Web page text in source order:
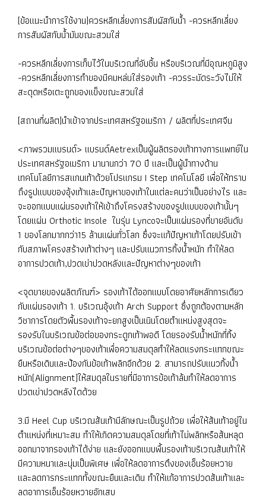
[ข้อแนะนำการใช้งาน]ควรหลีกเลี่ยงการสัมผัสกับน้ำ -ควรหลีกเลี่ยง
การสัมผัสกับน้ำมันขณะสวมใส่
-ควรหลีกเลี่ยงการเก็บไว้ในบริเวณที่อับชื้น หรือบริเวณที่มีอุณหภูมิสูง
-ควรหลีกเลี่ยงการทำของมีคมหล่นใส่รองเท้า -ควรระมัดระวังไม่ให้
สะดุดหรือเตะถูกของแข็งขณะสวมใส่
[สถานที่ผลิต]นำเข้าจากประเทศสหรัฐอเมริกา / ผลิตที่ประเทศจีน
<ภาพรวมแบรนด์> แบรนด์Aetrexเป็นผู้ผลิตรองเท้าทางการแพทย์ใน
ประเทศสหรัฐอเมริกา มานานกว่า 70 ปี และเป็นผู้นำทางด้าน
เทคโนโลยีการสแกนเท้าด้วยโปรแกรม I Step เทคโนโลยี เพื่อให้ทราบ
ถึงรูปแบบของอุ้งเท้าและปัญหาของเท้าในแต่ละคนว่าเป็นอย่างไร และ
จะออกแบบแผ่นรองเท้าให้เข้าถึงโครงสร้างของรูปแบบของเท้านั้นๆ
โดยแผ่น Orthotic Insole ในรุ่น Lyncoจะเป็นแผ่นรองที่ขายอันดับ
1 ของโลกมากกว่า15 ล้านแผ่นทั่วโลก ซึ่งจะแก้ปัญหาเท้าโดยปรับเข้า
กับสภาพโครงสร้างเท้าต่างๆ และปรับแนวการทิ้งน้ำหนัก ทำให้ลด
อาการปวดเท้า,ปวดเข่าปวดหลังและปัญหาต่างๆของเท้า
<จุดขายของผลิตภัณฑ์> รองเท้าได้ออกแบบโดยอาศัยหลักการเดียว
กับแผ่นรองเท้า 1. บริเวณอุ้งเท้า Arch Support ซึ่งถูกต้องตามหลัก
วิชาการโดยตัวพื้นรองเท้าจะยกสูงเป็นเนินโดยตำแหน่งสูงสุดจะ
รองรับในบริเวณข้อต่อของกระดูกเท้าพอดี โดยรองรับน้ำหนักที่ทิ้ง
บริเวณข้อต่อต่างๆของเท้าเพื่อความสมดุลทำให้ลดแรงกระแทกขณะ
ยืนหรือเดินและป้องกันข้อเท้าพลิกอีกด้วย 2. สามารถปรับแนวทิ้งน้ำ
หนัก(Alignment)ให้สมดุลในรายที่มีอาการข้อเท้าล้มทำให้ลดอาการ
ปวดเข่าปวดหลังไดด้วย
3.มี Heel Cup บริเวณส้นเท้ามีลักษณะเป็นรูปถ้วย เพื่อให้ส้นเท้าอยู่ใน
ตำแหน่งที่เหมาะสม ทำให้เกิดความสมดุลโดยที่เท้าไม่พลิกหรือส้นหลุด
ออกมาจากรองเท้าได้ง่าย และยังออกแบบพื้นรองเท้าบริเวณส้นเท้าให้
มีความหนาและนุ่มเป็นพิเศษ เพื่อให้ลดอาการตึงของเอ็นร้อยหวาย
และลดการกระแทกทั้งขณะยืนและเดิน ทำให้แก้อาการปวดส้นเท้าและ
ลดอาการเอ็นร้อยหวายอักเสบ